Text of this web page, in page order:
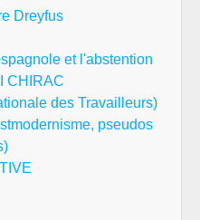
Dreyfus
et l'abstention
CHIRAC
des Travailleurs)
pseudos